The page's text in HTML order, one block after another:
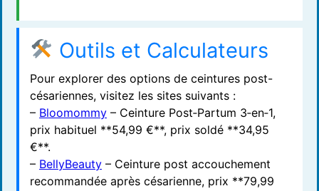
Outils et Calculateurs
Pour explorer des options de ceintures post-
césariennes, visitez les sites suivants :
– Bloomommy – Ceinture Post‑Partum 3‑en‑1,
prix habituel **54,99 €**, prix soldé **34,95
€**.
– BellyBeauty – Ceinture post accouchement
recommandée après césarienne, prix **79,99